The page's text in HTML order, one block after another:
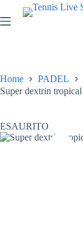
al
contenuto
Home PADEL
Super dextrin tropical
ESAURITO